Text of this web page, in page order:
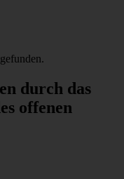
durch das
offenen